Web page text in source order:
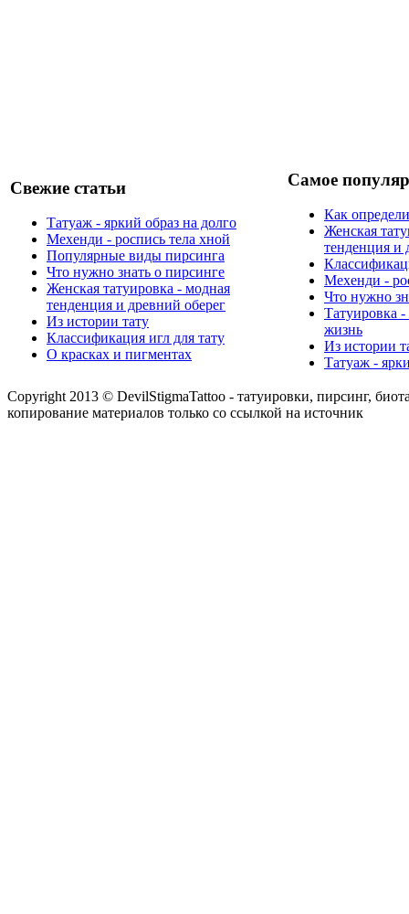
Свежие статьи
Татуаж - яркий образ на долго
Мехенди - роспись тела хной
Популярные виды пирсинга
Что нужно знать о пирсинге
Женская татуировка - модная
тенденция и древний оберег
Из истории тату
Классификация игл для тату
О красках и пигментах
Самое
Как
Женская
тенденция и
Мехенди -
Что нужно
Татуировка
жизнь
Из истории
Татуаж -
Copyright 2013 © DevilStigmaTattoo - татуировки, пирсинг,
копирование материалов только со ссылкой на источник